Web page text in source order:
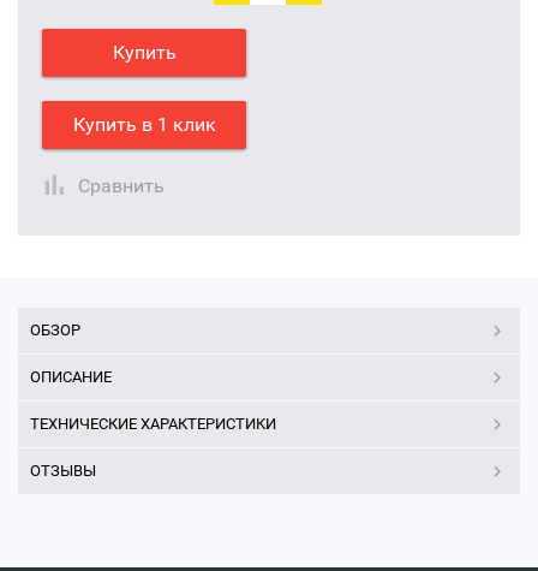
Купить
Купить в 1 клик
Сравнить
ОБЗОР
ОПИСАНИЕ
ТЕХНИЧЕСКИЕ ХАРАКТЕРИСТИКИ
ОТЗЫВЫ